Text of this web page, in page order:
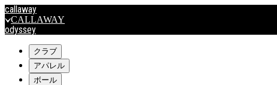
callaway
CALLAWAY
odyssey
travismathew
クラブ
アパレル
ボール